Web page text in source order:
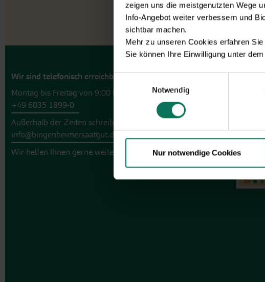
zeigen uns die meistgenutzten Wege
Info-Angebot weiter verbessern und
sichtbar machen.
Mehr zu unseren Cookies erfahren
Sie können Ihre Einwilligung unter
Einwilligungsauswahl
Notwendig
Nur notwendige Cookies
Wir sind telefonisch erreichbar:
Montag bis Freitag von 9:00 bis 13:30 Uhr
+49 6035 1899-0
Außerhalb der Zeiten schreiben Sie uns eine E-Mail an
info@bingenheimersaatgut.de
Wir helfen Ihnen gerne weiter.